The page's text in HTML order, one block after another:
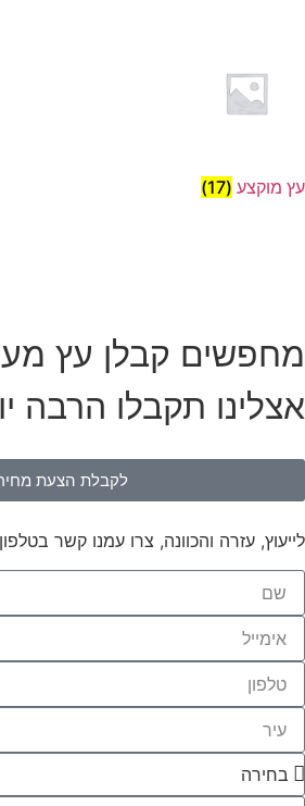
עץ מוקצע (17)
מחפשים קבלן עץ
אצלינו תקבלו הרבה
לקבלת הצעת
לייעוץ, עזרה והכוונה, צרו עמנו קשר בטלפון